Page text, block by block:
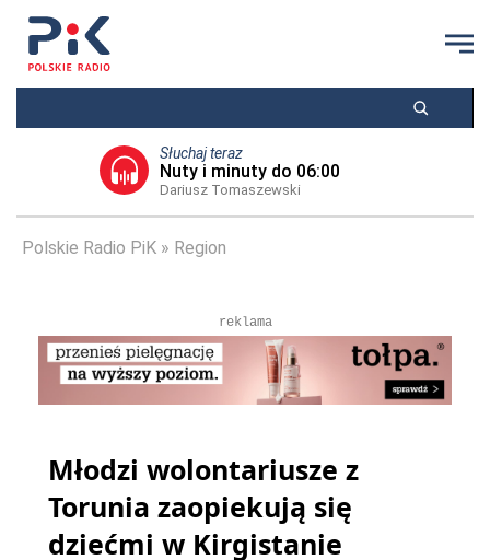
Słuchaj teraz
Nuty i minuty do 06:00
Dariusz Tomaszewski
Polskie Radio PiK Region
reklama
Młodzi wolontariusze z
Torunia zaopiekują się
dziećmi w Kirgistanie